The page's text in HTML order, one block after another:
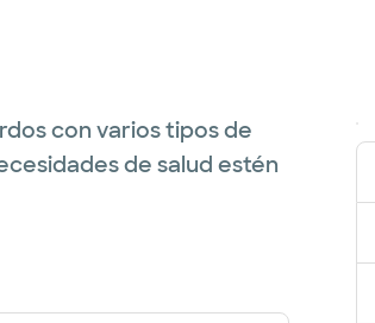
con varios tipos de
de salud estén